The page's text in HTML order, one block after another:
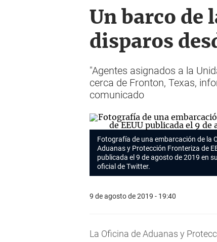
Un barco de
disparos
"Agentes asignados a la
cerca de Fronton, Texas,
comunicado
Fotografía de una embarcación de la
Aduanas y Protección Fronteriza de
publicada el 9 de agosto de 2019 en
oficial de Twitter.
9 de agosto de 2019 - 19:40
La Oficina de Aduanas y